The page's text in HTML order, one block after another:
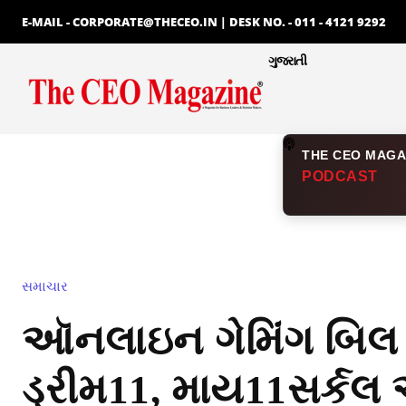
E-MAIL - CORPORATE@THECEO.IN | DESK NO. - 011 - 4121 9292
ગુજરાતી
THE CEO
PODCAST
સમાચાર
ઑનલાઇન ગેમિંગ બિલ
ડ્રીમ11,